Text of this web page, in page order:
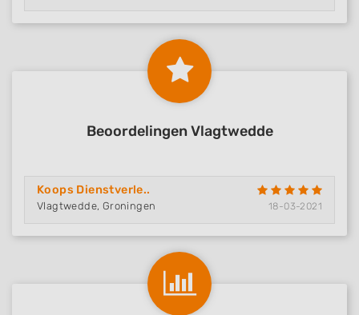
Beoordelingen Vlagtwedde
Koops Dienstverle..
Vlagtwedde, Groningen 18-03-2021